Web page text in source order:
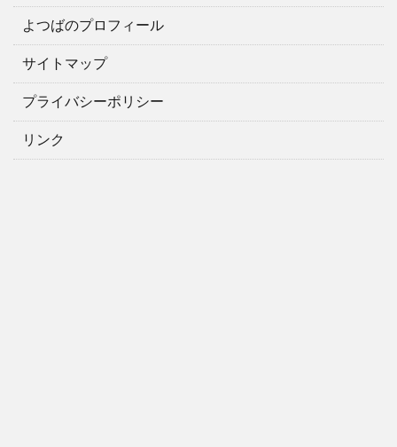
よつばのプロフィール
サイトマップ
プライバシーポリシー
リンク